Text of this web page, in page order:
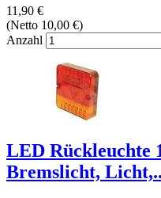
11,90 €
(Netto 10,00 €)
Anzahl
LED Rückleuchte
Bremslicht,